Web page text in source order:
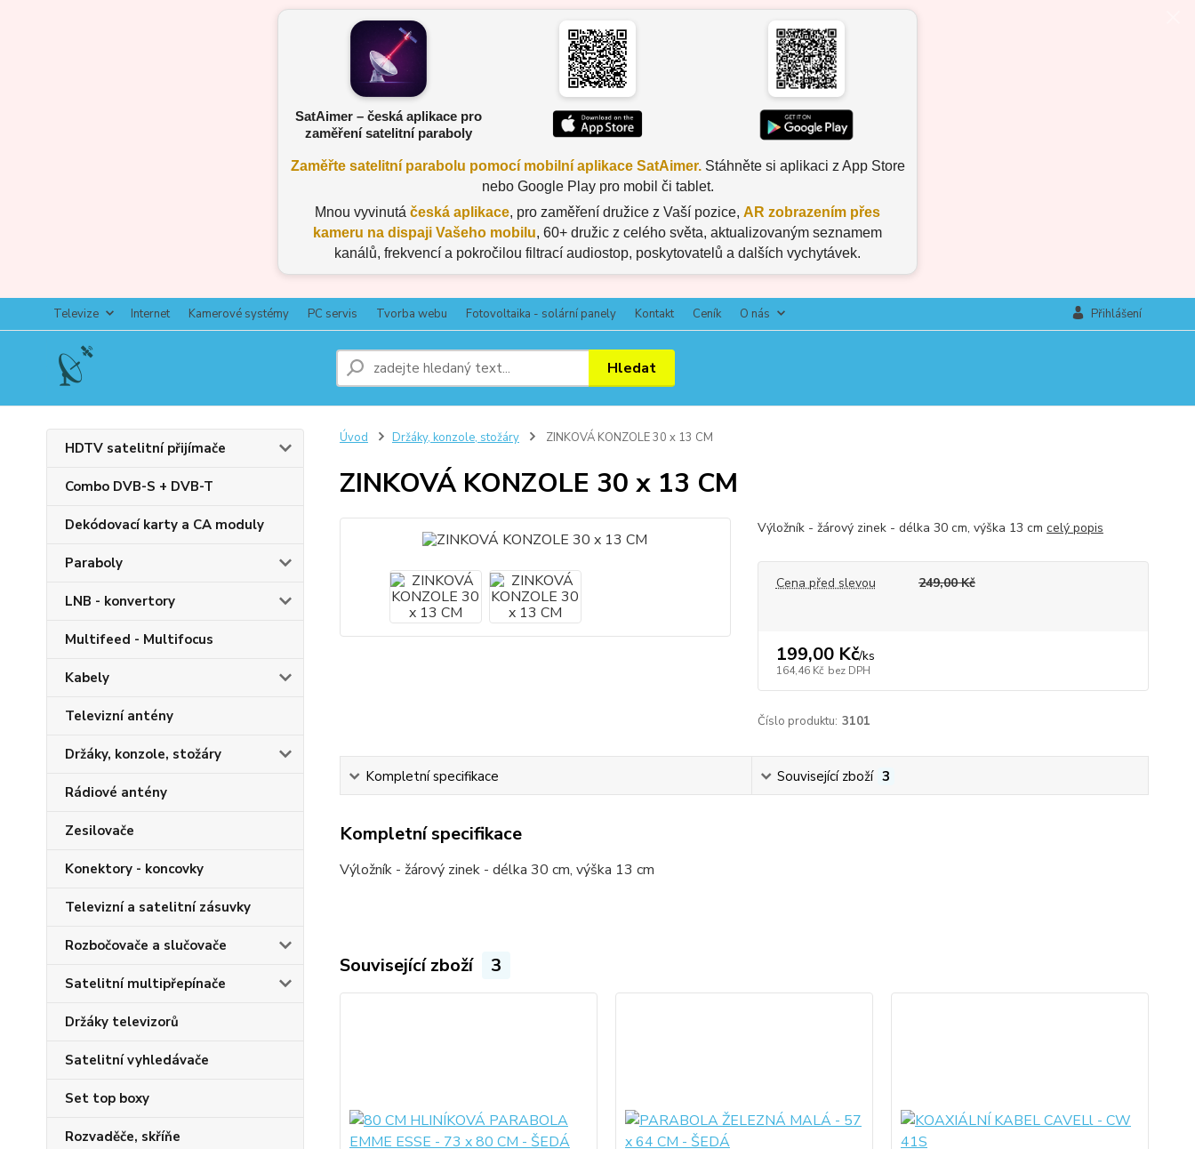
SatAimer – česká aplikace pro
zaměření satelitní paraboly
Zaměřte satelitní parabolu pomocí mobilní aplikace SatAimer.Stáhněte si aplikaci z App Store
nebo Google Play pro mobil či tablet.
Mnou vyvinutá česká aplikace, pro zaměření družice z Vaší pozice, AR zobrazením přes
kameru na dispaji Vašeho mobilu, 60+ družic z celého světa, aktualizovaným seznamem
kanálů, frekvencí a pokročilou filtrací audiostop, poskytovatelů a dalších vychytávek.
Televize Internet Kamerové systémy PC servis Tvorba webu Fotovoltaika - solární panely Kontakt Ceník O nás Přihlášení
Hledat
HDTV satelitní přijímače
Combo DVB-S + DVB-T
Dekódovací karty a CA moduly
Paraboly
LNB - konvertory
Multifeed - Multifocus
Kabely
Televizní antény
Držáky, konzole, stožáry
Rádiové antény
Zesilovače
Konektory - koncovky
Televizní a satelitní zásuvky
Rozbočovače a slučovače
Satelitní multipřepínače
Držáky televizorů
Satelitní vyhledávače
Set top boxy
Rozvaděče, skříňe
Úvod Držáky, konzole, stožáry ZINKOVÁ KONZOLE 30 x 13 CM
ZINKOVÁ KONZOLE 30 x 13 CM
Výložník - žárový zinek - délka 30 cm, výška 13 cm celý popis
Cena před slevou 249,00 Kč
199,00 Kč/ks
164,46 Kč bez DPH
Číslo produktu: 3101
Kompletní specifikace Související zboží 3
Kompletní specifikace
Výložník - žárový zinek - délka 30 cm, výška 13 cm
Související zboží 3